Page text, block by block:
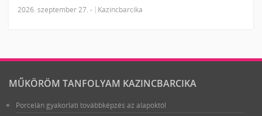
2026. szeptember 27. - Kazincbarcika
MŰKÖRÖM TANFOLYAM KAZINCBARCIKA
Porcelán gyakorlati továbbképzés az alapoktól